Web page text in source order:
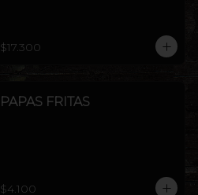
$17.300
PAPAS FRITAS
$4.100